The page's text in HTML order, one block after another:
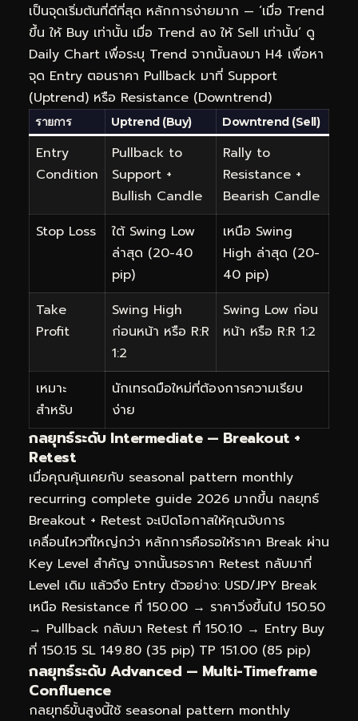
เป็นจุดเริ่มต้นที่ดีที่สุด หลักการง่ายมาก — ‘เมื่อ Trend
ขึ้น ให้ Buy เท่านั้น เมื่อ Trend ลง ให้ Sell เท่านั้น’ ดู
Daily Chart เพื่อระบุ Trend จากนั้นลงมา H4 เพื่อหา
จุด Entry ตอนราคา Pullback มาที่ Support
(Uptrend) หรือ Resistance (Downtrend)
รายการ Uptrend (Buy) Downtrend (Sell)
Entry
Condition
Pullback to
Support +
Bullish Candle
Rally to
Resistance +
Bearish Candle
Stop Loss
ใต้ Swing Low
ล่าสุด (20-40
pip)
เหนือ Swing
High ล่าสุด (20-
40 pip)
Take
Profit
Swing High
ก่อนหน้า หรือ R:R
1:2
Swing Low ก่อน
หน้า หรือ R:R 1:2
เหมาะ
สำหรับ
นักเทรดมือใหม่ที่ต้องการความเรียบ
ง่าย
กลยุทธ์ระดับ Intermediate — Breakout +
Retest
เมื่อคุณคุ้นเคยกับ seasonal pattern monthly
recurring complete guide 2026 มากขึ้น กลยุทธ์
Breakout + Retest จะเปิดโอกาสให้คุณจับการ
เคลื่อนไหวที่ใหญ่กว่า หลักการคือรอให้ราคา Break ผ่าน
Key Level สำคัญ จากนั้นรอราคา Retest กลับมาที่
Level เดิม แล้วจึง Entry ตัวอย่าง: USD/JPY Break
เหนือ Resistance ที่ 150.00 → ราคาวิ่งขึ้นไป 150.50
→ Pullback กลับมา Retest ที่ 150.10 → Entry Buy
ที่ 150.15 SL 149.80 (35 pip) TP 151.00 (85 pip)
กลยุทธ์ระดับ Advanced — Multi-Timeframe
Confluence
กลยุทธ์ขั้นสูงนี้ใช้ seasonal pattern monthly